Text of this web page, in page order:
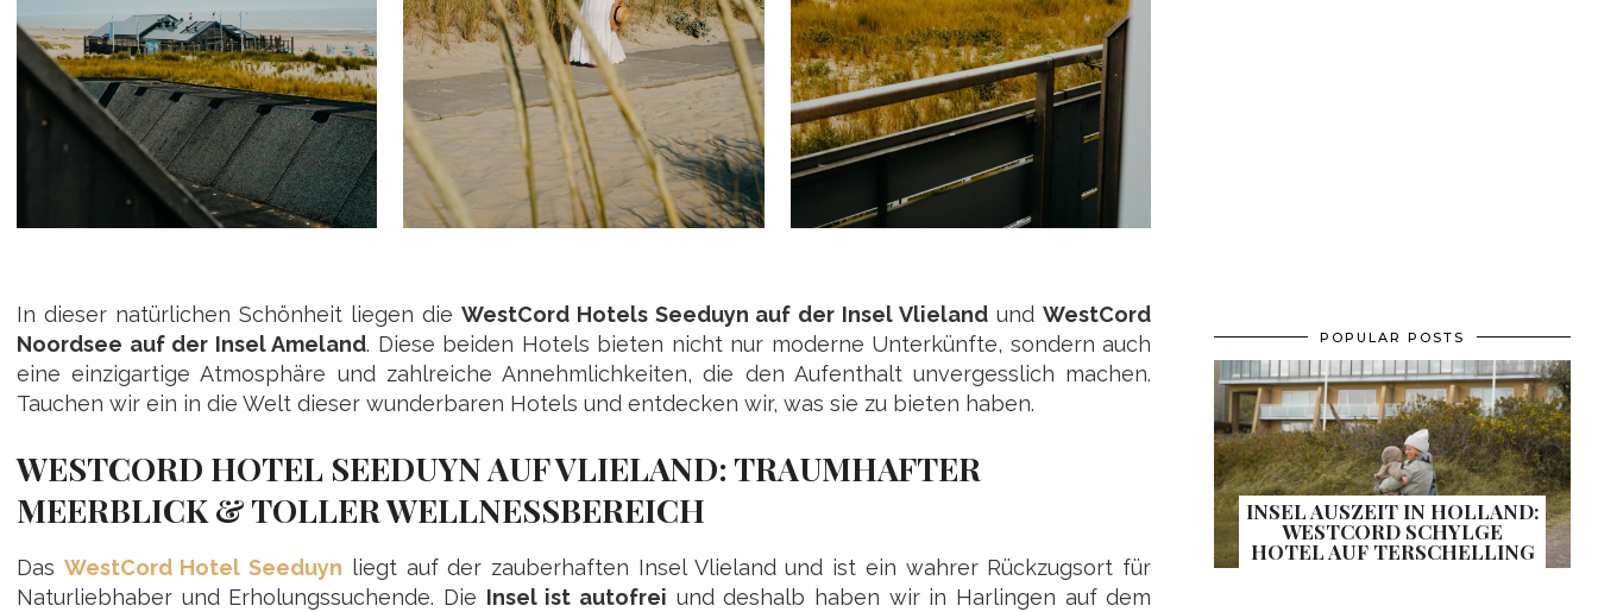
In dieser natürlichen Schönheit liegen die WestCord Hotels Seeduyn auf der Insel Vlieland undWestCord
Noordsee auf der Insel Ameland. Diese beiden Hotels bieten nicht nur moderne Unterkünfte, sondern auch
eine einzigartige Atmosphäre und zahlreiche Annehmlichkeiten, die den Aufenthalt unvergesslich machen.
Tauchen wir ein in die Welt dieser wunderbaren Hotels und entdecken wir, was sie zu bieten haben.
WESTCORD HOTEL SEEDUYN AUF VLIELAND: TRAUMHAFTER
MEERBLICK & TOLLER WELLNESSBEREICH
Das WestCord Hotel Seeduyn liegt auf der zauberhaften Insel Vlieland und ist ein wahrer Rückzugsort für
Naturliebhaber und Erholungssuchende. Die Insel ist autofrei und deshalb haben wir in Harlingen auf dem
POPULAR POSTS
INSEL AUSZEIT IN HOLLAND:
WESTCORD SCHYLGE
HOTEL AUF TERSCHELLING